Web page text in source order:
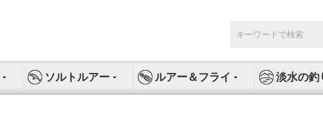
索:
ソルトルアー ルアー＆フライ 淡水の釣